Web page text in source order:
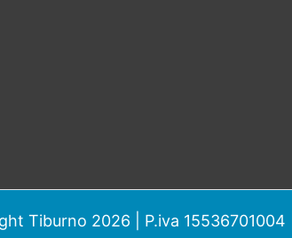
Tiburno 2026 | P.iva 15536701004 |